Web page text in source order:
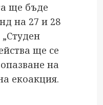
ще бъде
на 27 и 28
ще се
на
екоакция.